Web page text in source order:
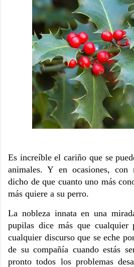
Es increíble el cariño que se
animales. Y en ocasiones, con
dicho de que cuanto uno más
más quiere a su perro.
La nobleza innata en una
pupilas dice más que cualquier
cualquier discurso que se eche
de su compañía cuando estás
pronto todos los problemas